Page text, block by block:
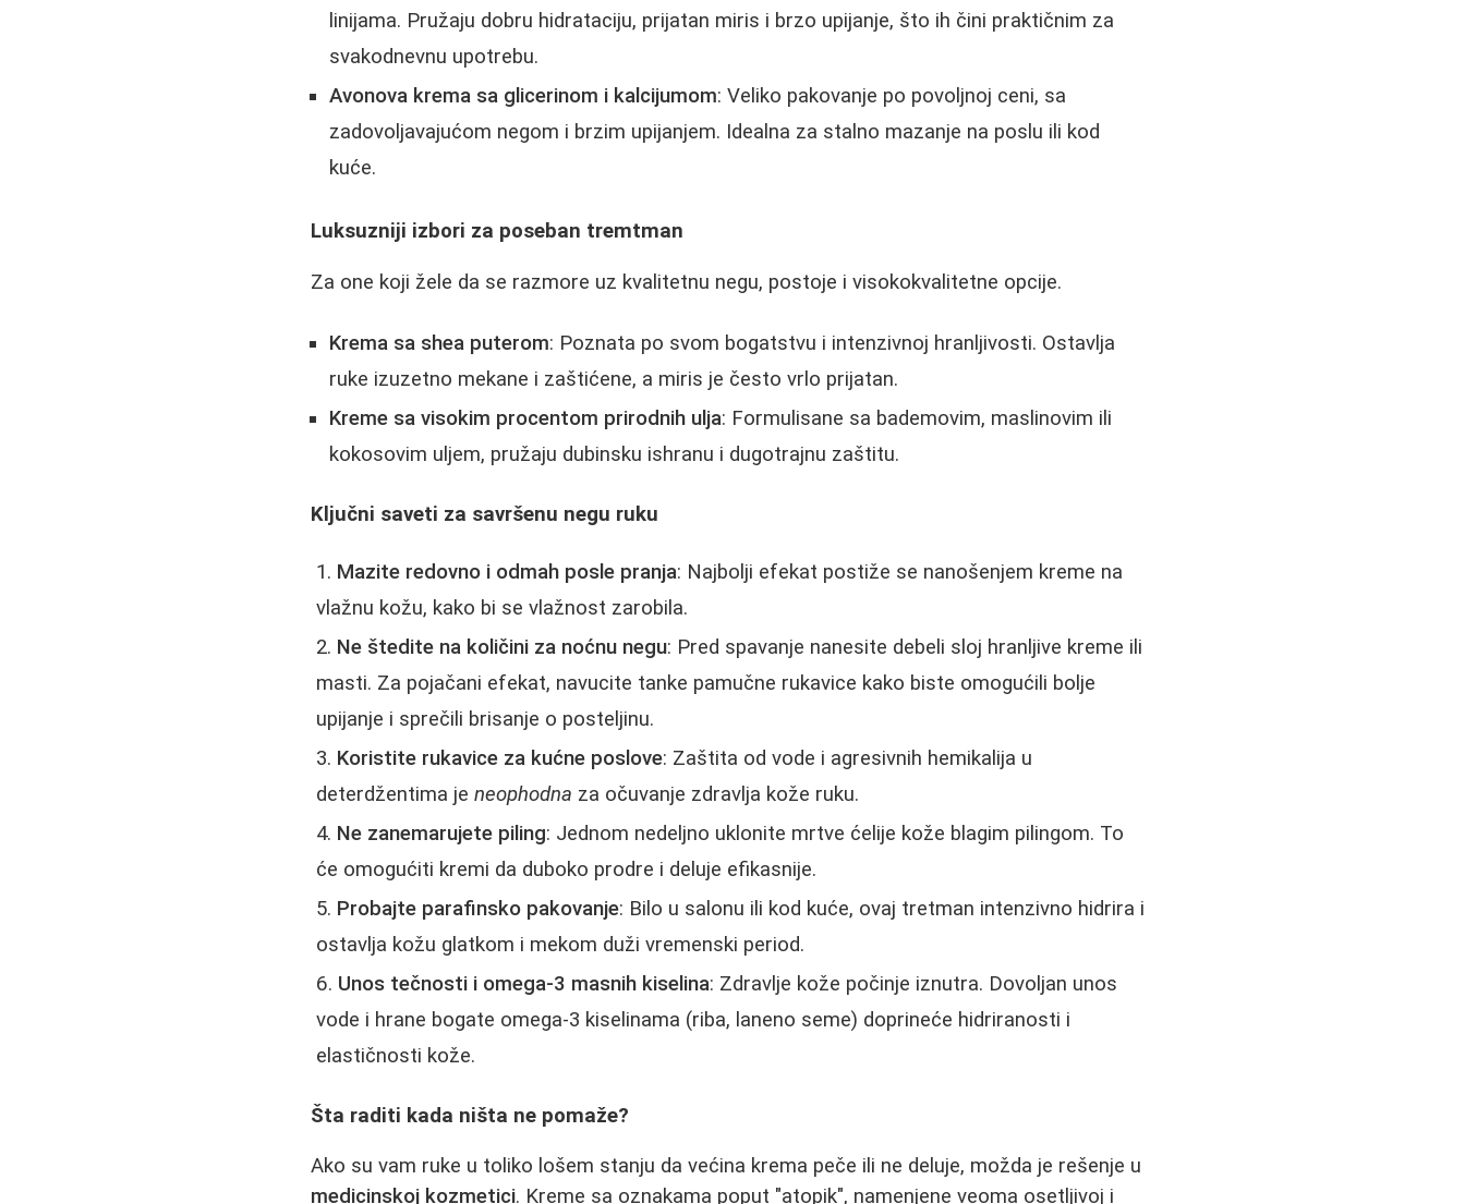
linijama. Pružaju dobru hidrataciju, prijatan miris i brzo upijanje, što ih čini praktičnim za
svakodnevnu upotrebu.
Avonova krema sa glicerinom i kalcijumom: Veliko pakovanje po povoljnoj ceni, sa
zadovoljavajućom negom i brzim upijanjem. Idealna za stalno mazanje na poslu ili kod
kuće.
Luksuzniji izbori za poseban tremtman
Za one koji žele da se razmore uz kvalitetnu negu, postoje i visokokvalitetne opcije.
Krema sa shea puterom: Poznata po svom bogatstvu i intenzivnoj hranljivosti. Ostavlja
ruke izuzetno mekane i zaštićene, a miris je često vrlo prijatan.
Kreme sa visokim procentom prirodnih ulja: Formulisane sa bademovim, maslinovim ili
kokosovim uljem, pružaju dubinsku ishranu i dugotrajnu zaštitu.
Ključni saveti za savršenu negu ruku
Mazite redovno i odmah posle pranja: Najbolji efekat postiže se nanošenjem kreme na
vlažnu kožu, kako bi se vlažnost zarobila.
Ne štedite na količini za noćnu negu: Pred spavanje nanesite debeli sloj hranljive kreme ili
masti. Za pojačani efekat, navucite tanke pamučne rukavice kako biste omogućili bolje
upijanje i sprečili brisanje o posteljinu.
Koristite rukavice za kućne poslove: Zaštita od vode i agresivnih hemikalija u
deterdžentima jeneophodna za očuvanje zdravlja kože ruku.
Ne zanemarujete piling: Jednom nedeljno uklonite mrtve ćelije kože blagim pilingom. To
će omogućiti kremi da duboko prodre i deluje efikasnije.
Probajte parafinsko pakovanje: Bilo u salonu ili kod kuće, ovaj tretman intenzivno hidrira i
ostavlja kožu glatkom i mekom duži vremenski period.
Unos tečnosti i omega-3 masnih kiselina: Zdravlje kože počinje iznutra. Dovoljan unos
vode i hrane bogate omega-3 kiselinama (riba, laneno seme) doprineće hidriranosti i
elastičnosti kože.
Šta raditi kada ništa ne pomaže?
Ako su vam ruke u toliko lošem stanju da većina krema peče ili ne deluje, možda je rešenje u
medicinskoj kozmetici. Kreme sa oznakama poput "atopik", namenjene veoma osetljivoj i